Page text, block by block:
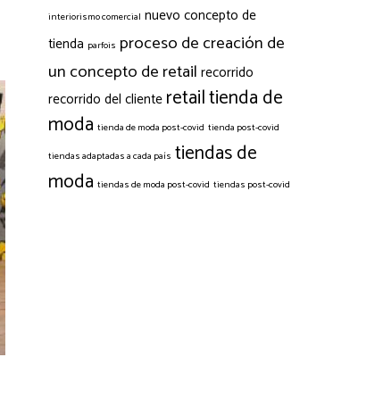
interiorismo comercial nuevo concepto de
tienda parfois proceso de creación de
un concepto de retail recorrido
recorrido del cliente retailtienda de
moda tienda de moda post-covid tienda post-covid
tiendas adaptadas a cada país tiendas de
moda tiendas de moda post-covid tiendas post-covid